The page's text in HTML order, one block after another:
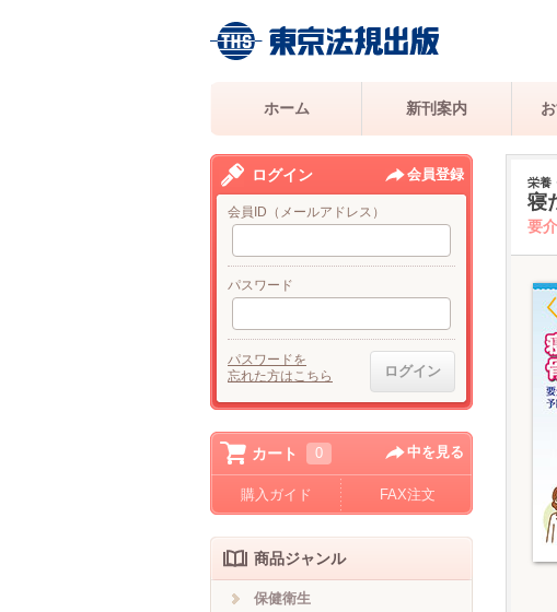
ホーム 新刊案内
栄養
寝
要
ログイン 会員登録
会員ID（メールアドレス）
パスワード
パスワードを
忘れた方はこちら
カート 0 中を見る
購入ガイド FAX注文
商品ジャンル
保健衛生